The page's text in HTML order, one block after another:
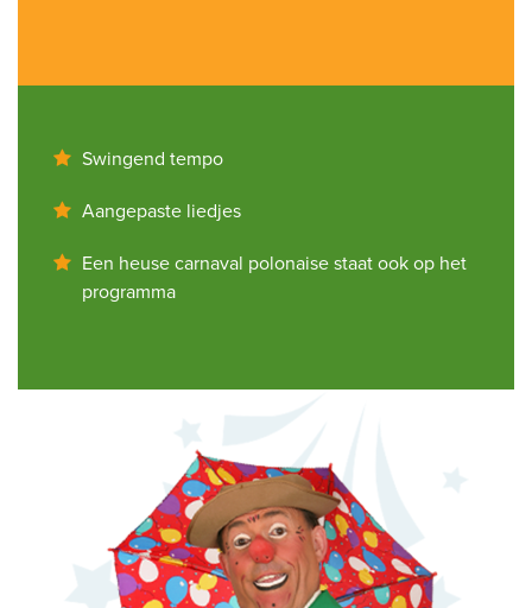
Swingend tempo
Aangepaste liedjes
Een heuse carnaval polonaise staat ook op het
programma